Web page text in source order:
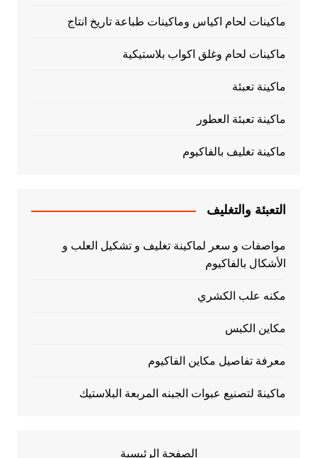
ماكينات لحام اكياس وماكينات طباعة تاريخ انتاج
ماكينات لحام وغلق اكواب بلاستيكية
ماكينة تعبئة
ماكينة تعبئة العطور
ماكينة تغليف بالفاكيوم
التعبئة والتغليف
مواصفات و سعر لماكينة تغليف و تشكيل العلب و
الأشكال بالفاكيوم
مكنه علب الكشري
مكاين الكبس
معرفة تفاصيل مكاين الفاكيوم
ماكينهً لتصنيع عبوات الجبنه المربعة البلاستيك
الصفحة الرئيسية